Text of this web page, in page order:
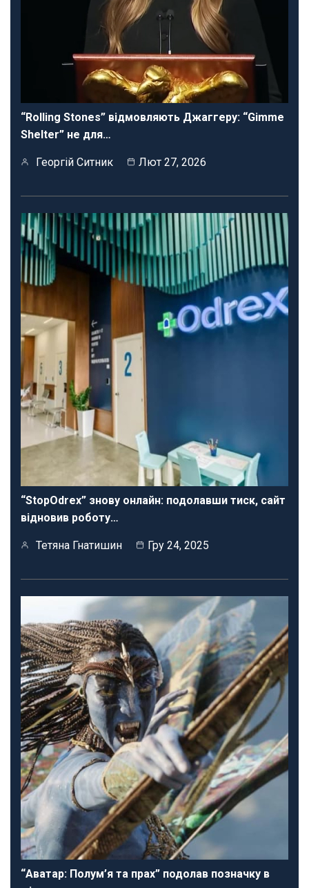
“Rolling Stones” відмовляють Джаггеру: “Gimme
Shelter” не для…
Георгій Ситник Лют 27, 2026
“StopOdrex” знову онлайн: подолавши тиск, сайт
відновив роботу…
Тетяна Гнатишин Гру 24, 2025
“Аватар: Полум’я та прах” подолав позначку в